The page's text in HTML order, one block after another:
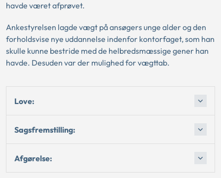
havde været afprøvet.
Ankestyrelsen lagde vægt på ansøgers unge alder og den
forholdsvise nye uddannelse indenfor kontorfaget, som han
skulle kunne bestride med de helbredsmæssige gener han
havde. Desuden var der mulighed for vægttab.
Love:
Sagsfremstilling:
Afgørelse: